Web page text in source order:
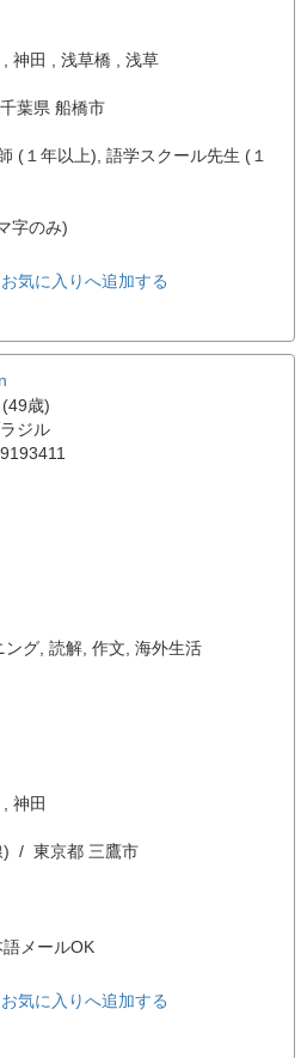
神田 , 浅草橋 , 浅草
葉県 船橋市
(１年以上), 語学スクール先生 (１
字のみ)
お気に入りへ追加する
歳)
ジル
ング 読解 作文 海外生活
神田
) / 東京都 三鷹市
語メールOK
お気に入りへ追加する